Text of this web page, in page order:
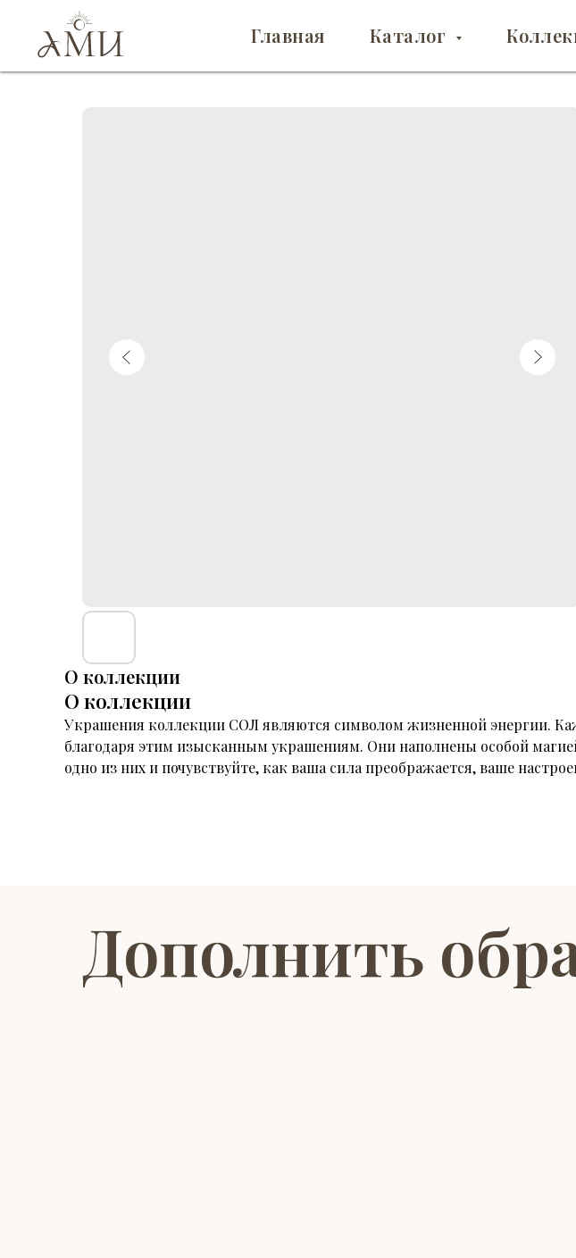
Главная Каталог
О коллекции
О коллекции
Украшения коллекции СОЛ являются символом жизненной энергии.
благодаря этим изысканным украшениям. Они наполнены особой
одно из них и почувствуйте, как ваша сила преображается, ваше
Дополнить